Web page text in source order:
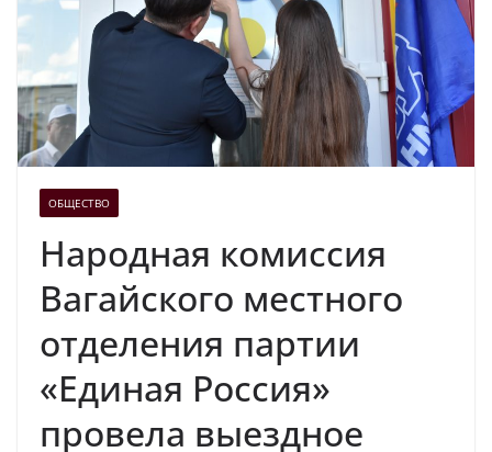
ОБЩЕСТВО
Народная комиссия
Вагайского местного
отделения партии
«Единая Россия»
провела выездное